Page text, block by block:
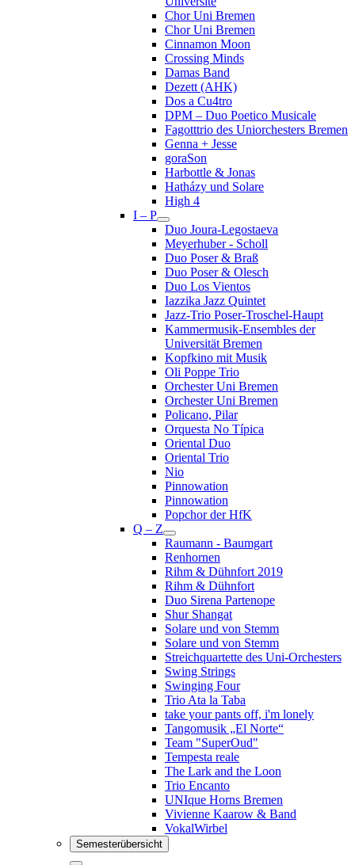
Chor Uni Bremen
Chor Uni Bremen
Cinnamon Moon
Crossing Minds
Damas Band
Dezett (AHK)
Dos a Cu4tro
DPM – Duo Poetico Musicale
Fagotttrio des Uniorchesters Bremen
Genna + Jesse
goraSon
Harbottle & Jonas
Hatházy und Solare
High 4
I – P
Duo Joura-Legostaeva
Meyerhuber - Scholl
Duo Poser & Braß
Duo Poser & Olesch
Duo Los Vientos
Iazzika Jazz Quintet
Jazz-Trio Poser-Troschel-Haupt
Kammermusik-Ensembles der
Universität Bremen
Kopfkino mit Musik
Oli Poppe Trio
Orchester Uni Bremen
Orchester Uni Bremen
Policano, Pilar
Orquesta No Típica
Oriental Duo
Oriental Trio
Nio
Pinnowation
Pinnowation
Popchor der HfK
Q – Z
Raumann - Baumgart
Renhornen
Rihm & Dühnfort 2019
Rihm & Dühnfort
Duo Sirena Partenope
Shur Shangat
Solare und von Stemm
Solare und von Stemm
Streichquartette des Uni-Orchesters
Swing Strings
Swinging Four
Trio Ata la Taba
take your pants off, i'm lonely
Tangomusik „El Norte“
Team "SuperOud"
Tempesta reale
The Lark and the Loon
Trio Encanto
UNIque Horns Bremen
Vivienne Kaarow & Band
VokalWirbel
Semesterübersicht